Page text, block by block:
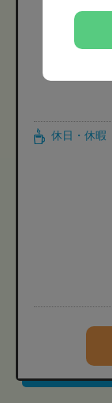
休日・休暇